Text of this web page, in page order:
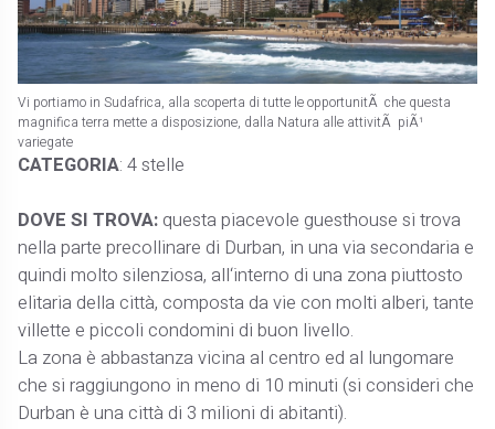
Vi portiamo in Sudafrica, alla scoperta di tutte le opportunitÃ che questa
magnifica terra mette a disposizione, dalla Natura alle attivitÃ piÃ¹
variegate
CATEGORIA: 4 stelle
DOVE SI TROVA: questa piacevole guesthouse si trova
nella parte precollinare di Durban, in una via secondaria e
quindi molto silenziosa, all‘interno di una zona piuttosto
elitaria della città, composta da vie con molti alberi, tante
villette e piccoli condomini di buon livello.
La zona è abbastanza vicina al centro ed al lungomare
che si raggiungono in meno di 10 minuti (si consideri che
Durban è una città di 3 milioni di abitanti).